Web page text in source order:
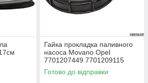
Гайка прокладка паливного
насоса Movano Opel
7701207449 7701209115
7701205611
Готово до відправки